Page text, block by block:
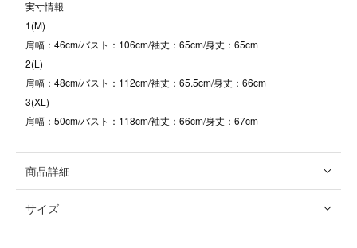
実寸情報
1(M)
肩幅：46cm/バスト：106cm/袖丈：65cm/身丈：65cm
2(L)
肩幅：48cm/バスト：112cm/袖丈：65.5cm/身丈：66cm
3(XL)
肩幅：50cm/バスト：118cm/袖丈：66cm/身丈：67cm
商品詳細
サイズ